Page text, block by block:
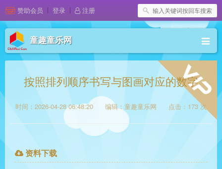
赞助会员 登录 注册
童趣童乐网
按照排列顺序书写与图画对应的数字
时间：2026-04-28 06:48:20 编辑：童趣童乐网 点击：173 次
资料下载